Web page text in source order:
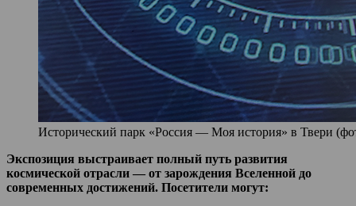
Исторический парк «Россия — Моя история» в Твери
Экспозиция выстраивает полный путь развития
космической отрасли — от зарождения Вселенной до
современных достижений. Посетители могут: